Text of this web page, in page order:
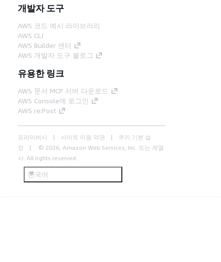
개발자 도구
AWS 코드 예시 라이브러리
AWS CLI
AWS Builder 센터
AWS 개발자 도구 블로그
유용한 링크
AWS 문서 MCP 서버 다운로드
AWS Console에 로그인
AWS re:Post
프라이버시 사이트 이용 약관
쿠키 기본 설
정
© 2026, Amazon Web Services, Inc. 또는 계열
사. All rights reserved.
한국어